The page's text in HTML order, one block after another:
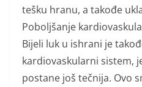
tešku hranu, a takođe
Poboljšanje
Bijeli luk u ishrani je
kardiovaskularni sistem,
postane još tečnija. Ovo